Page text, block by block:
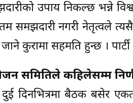
उपाय निकल्छ भन्ने
समझदारी नगरी नेतृत्वले
कुरामा सहमति हुन्छ ।
समितिले कहिलेसम्म
दिनभित्रमा बैठक बसेर